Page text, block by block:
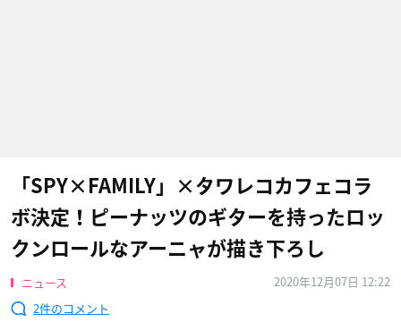
「SPY×FAMILY」×タワレコカフェコラ
ボ決定！ピーナッツのギターを持ったロッ
クンロールなアーニャが描き下ろし
ニュース
2020年12月07日 12:22
2